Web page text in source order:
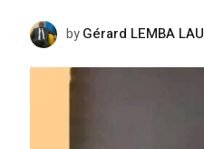
byGérard LEMBA LAU